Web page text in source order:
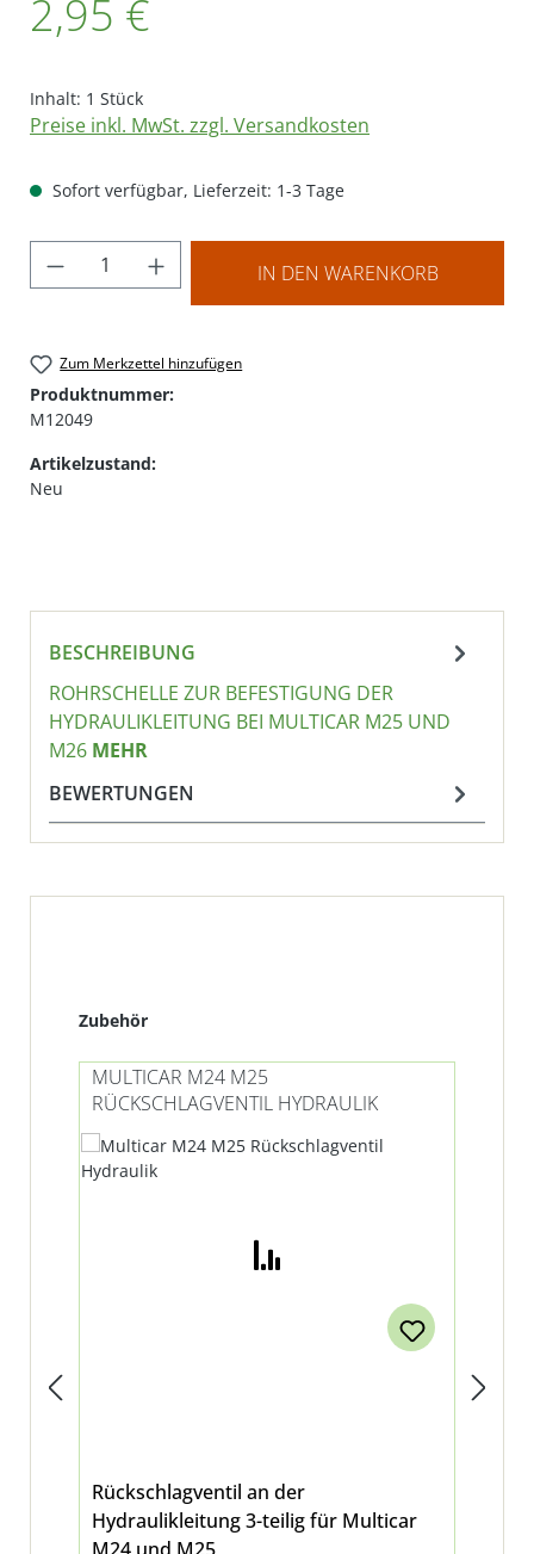
2,95 €
Inhalt: 1 Stück
Preise inkl. MwSt. zzgl. Versandkosten
Sofort verfügbar, Lieferzeit: 1-3 Tage
Produkt Anzahl: Gib den gewünschten
IN DEN WARENKORB
Zum Merkzettel hinzufügen
Produktnummer:
M12049
Artikelzustand:
Neu
BESCHREIBUNG
ROHRSCHELLE ZUR BEFESTIGUNG DER
HYDRAULIKLEITUNG BEI MULTICAR M25 UND
M26 MEHR
BEWERTUNGEN
Produktgalerie überspringen
Zubehör
MULTICAR M24 M25
RÜCKSCHLAGVENTIL HYDRAULIK
Rückschlagventil an der
Hydraulikleitung 3-teilig für Multicar